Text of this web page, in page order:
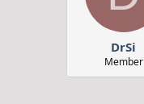
о
р
е
н
DrSi
Member